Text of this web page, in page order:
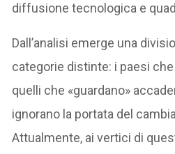
diffusione tecnologica e
Dall’analisi emerge una
categorie distinte: i paesi che
quelli che «guardano»
ignorano la portata del
Attualmente, ai vertici di